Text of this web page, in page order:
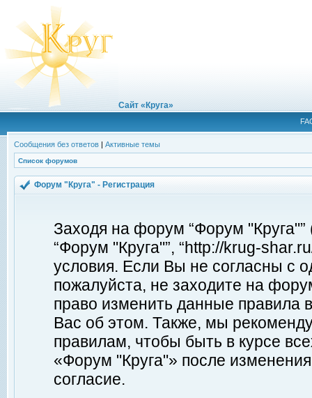
Сайт «Круга»
Сообщения без ответов | Активные темы
Список форумов
Форум "Круга" - Регистрация
Заходя на форум “Форум
“Форум "Круга"”, “http://krug-
условия. Если Вы не согласны с
пожалуйста, не заходите на
право изменить данные правила
Вас об этом. Также, мы
правилам, чтобы быть в курсе
«Форум "Круга"» после
согласие.